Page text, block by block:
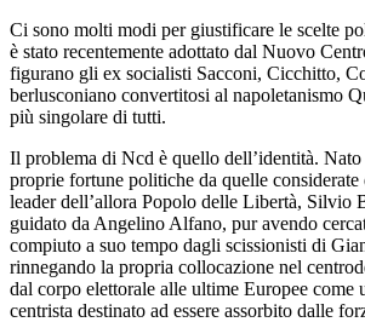
Ci sono molti modi per giustificare le scelte
è stato recentemente adottato dal Nuovo
figurano gli ex socialisti Sacconi, Cicchitto,
berlusconiano convertitosi al napoletanismo
più singolare di tutti.
Il problema di Ncd è quello dell’identità. Nato
proprie fortune politiche da quelle considerate
leader dell’allora Popolo delle Libertà, Silvio
guidato da Angelino Alfano, pur avendo
compiuto a suo tempo dagli scissionisti di
rinnegando la propria collocazione nel
dal corpo elettorale alle ultime Europee come
centrista destinato ad essere assorbito dalle